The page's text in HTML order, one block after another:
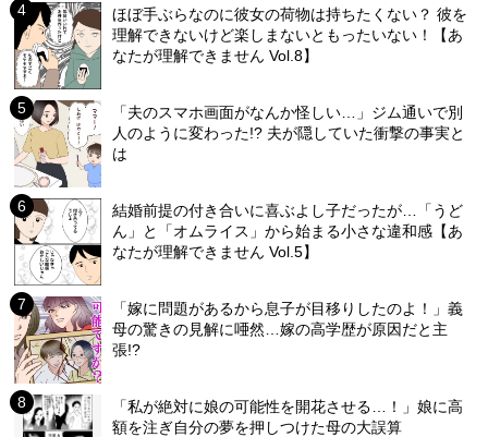
ほぼ手ぶらなのに彼女の荷物は持ちたくない？ 彼を
理解できないけど楽しまないともったいない！【あ
なたが理解できません Vol.8】
「夫のスマホ画面がなんか怪しい…」ジム通いで別
人のように変わった!? 夫が隠していた衝撃の事実と
は
結婚前提の付き合いに喜ぶよし子だったが…「うど
ん」と「オムライス」から始まる小さな違和感【あ
なたが理解できません Vol.5】
「嫁に問題があるから息子が目移りしたのよ！」義
母の驚きの見解に唖然…嫁の高学歴が原因だと主
張!?
「私が絶対に娘の可能性を開花させる…！」娘に高
額を注ぎ自分の夢を押しつけた母の大誤算